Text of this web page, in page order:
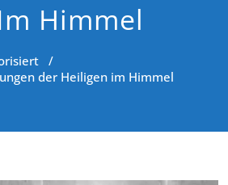
Himmel
/
der Heiligen im Himmel